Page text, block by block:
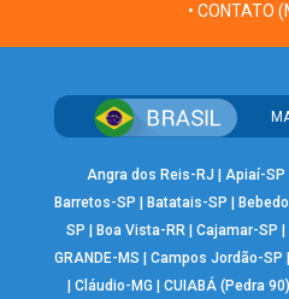
• CONTATO
Angra dos Reis-RJ Apiaí-SP
Barretos-SP
Batatais-SP
SP
Boa Vista-RR |Cajamar-SP |
GRANDE-MS
Campos Jordão-SP
Cláudio-MG CUIABÁ (Pedra